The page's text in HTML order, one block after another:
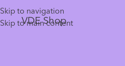
Skip to navigation
Skip to main content
VDE Shop